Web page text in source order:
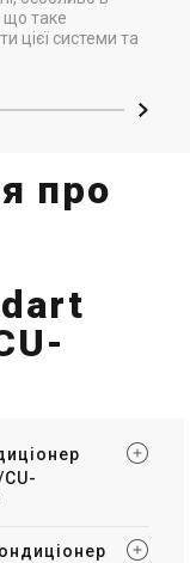
що таке
цієї системи та
про